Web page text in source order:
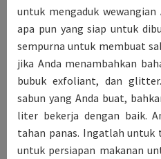
untuk mengaduk
apa pun yang siap untuk
sempurna untuk membuat
jika Anda menambahkan
bubuk exfoliant, dan
sabun yang Anda buat,
liter bekerja dengan baik.
tahan panas. Ingatlah untuk
untuk persiapan makanan